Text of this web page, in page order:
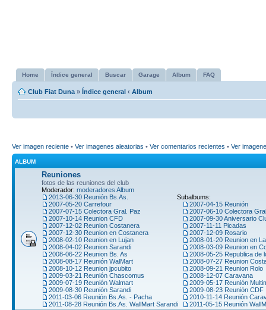
Home Índice general Buscar Garage Album FAQ
Club Fiat Duna » Índice general ‹ Album
Ver imagen reciente • Ver imagenes aleatorias • Ver comentarios recientes • Ver
ALBUM
Reuniones
fotos de las reuniones del club
Moderador: moderadores Album
Subalbums:
2013-06-30 Reunión Bs.As.
2007-04-15 Reunión
2007-05-20 Carrefour
2007-06-10 Colectora
2007-07-15 Colectora Gral. Paz
2007-09-30 Aniversario
2007-10-14 Reunion CFD
2007-11-11 Picadas
2007-12-02 Reunion Costanera
2007-12-09 Rosario
2007-12-30 Reunion en Costanera
2008-01-20 Reunion en
2008-02-10 Reunion en Lujan
2008-03-09 Reunion en
2008-04-02 Reunion Sarandi
2008-05-25 Republica de
2008-06-22 Reunion Bs. As
2008-07-27 Reunion
2008-08-17 Reunión WalMart
2008-09-21 Reunion Rolo
2008-10-12 Reunion jpcubito
2008-12-07 Caravana
2009-03-21 Reunión Chascomus
2009-05-17 Reunión
2009-07-19 Reunión Walmart
2009-08-23 Reunión CDF
2009-08-30 Reunión Sarandi
2010-11-14 Reunión
2011-03-06 Reunión Bs.As. - Pacha
2011-05-15 Reunión
2011-08-28 Reunión Bs.As. WallMart Sarandi